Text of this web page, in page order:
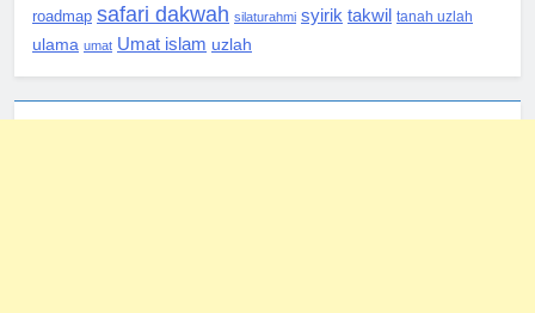
roadmap safari dakwah silaturahmi syirik takwil tanah uzlah
ulama umat Umat islam uzlah